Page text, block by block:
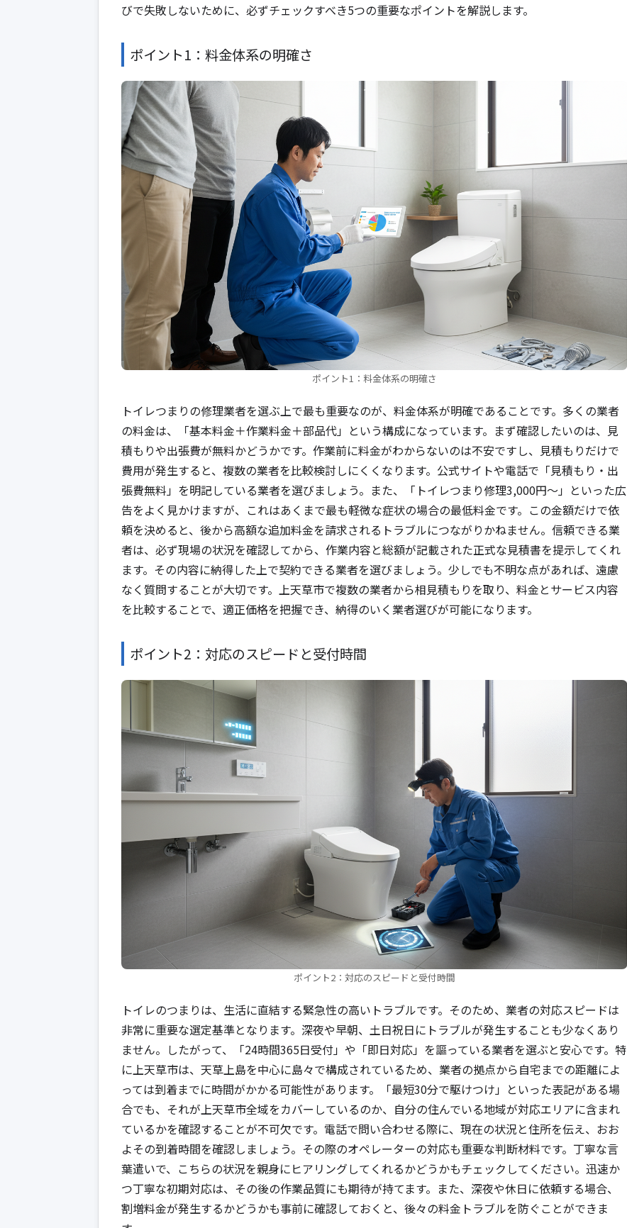
びで失敗しないために、必ずチェックすべき5つの重要なポイントを解説します。
ポイント1：料金体系の明確さ
ポイント1：料金体系の明確さ
トイレつまりの修理業者を選ぶ上で最も重要なのが、料金体系が明確であることです。多くの業者
の料金は、「基本料金＋作業料金＋部品代」という構成になっています。まず確認したいのは、見
積もりや出張費が無料かどうかです。作業前に料金がわからないのは不安ですし、見積もりだけで
費用が発生すると、複数の業者を比較検討しにくくなります。公式サイトや電話で「見積もり・出
張費無料」を明記している業者を選びましょう。また、「トイレつまり修理3,000円～」といった広
告をよく見かけますが、これはあくまで最も軽微な症状の場合の最低料金です。この金額だけで依
頼を決めると、後から高額な追加料金を請求されるトラブルにつながりかねません。信頼できる業
者は、必ず現場の状況を確認してから、作業内容と総額が記載された正式な見積書を提示してくれ
ます。その内容に納得した上で契約できる業者を選びましょう。少しでも不明な点があれば、遠慮
なく質問することが大切です。上天草市で複数の業者から相見積もりを取り、料金とサービス内容
を比較することで、適正価格を把握でき、納得のいく業者選びが可能になります。
ポイント2：対応のスピードと受付時間
ポイント2：対応のスピードと受付時間
トイレのつまりは、生活に直結する緊急性の高いトラブルです。そのため、業者の対応スピードは
非常に重要な選定基準となります。深夜や早朝、土日祝日にトラブルが発生することも少なくあり
ません。したがって、「24時間365日受付」や「即日対応」を謳っている業者を選ぶと安心です。特
に上天草市は、天草上島を中心に島々で構成されているため、業者の拠点から自宅までの距離によ
っては到着までに時間がかかる可能性があります。「最短30分で駆けつけ」といった表記がある場
合でも、それが上天草市全域をカバーしているのか、自分の住んでいる地域が対応エリアに含まれ
ているかを確認することが不可欠です。電話で問い合わせる際に、現在の状況と住所を伝え、おお
よその到着時間を確認しましょう。その際のオペレーターの対応も重要な判断材料です。丁寧な言
葉遣いで、こちらの状況を親身にヒアリングしてくれるかどうかもチェックしてください。迅速か
つ丁寧な初期対応は、その後の作業品質にも期待が持てます。また、深夜や休日に依頼する場合、
割増料金が発生するかどうかも事前に確認しておくと、後々の料金トラブルを防ぐことができま